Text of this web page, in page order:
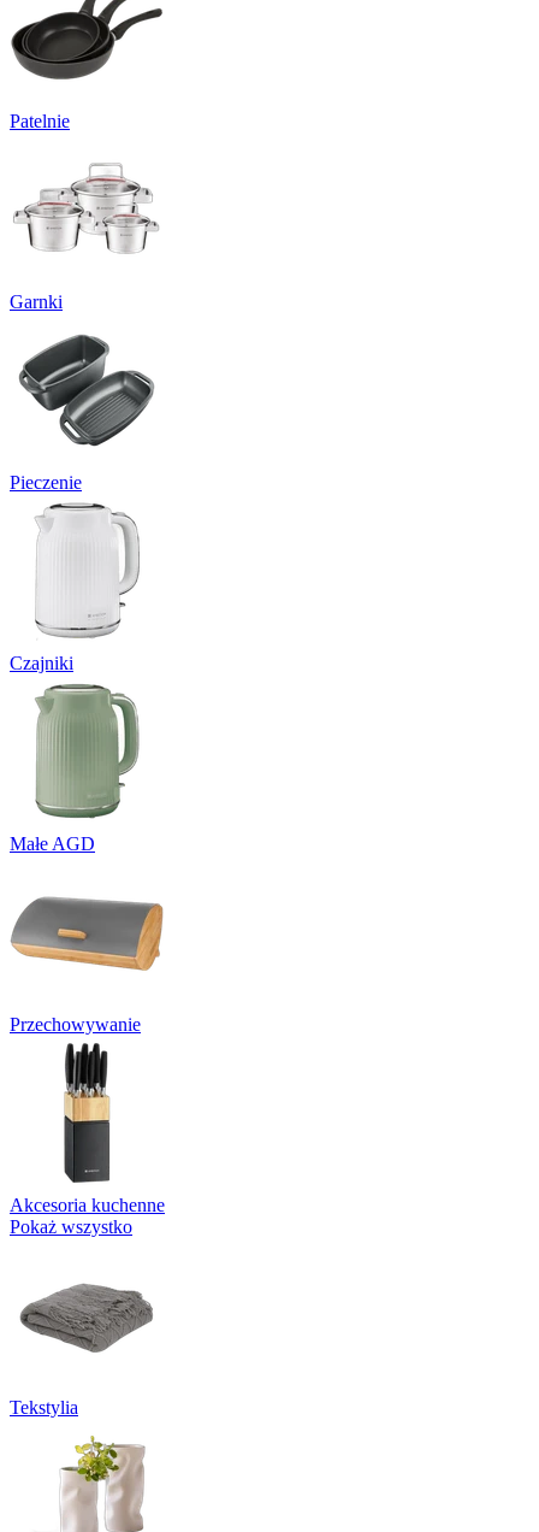
Patelnie
Garnki
Pieczenie
Czajniki
Małe AGD
Przechowywanie
Akcesoria kuchenne
Pokaż wszystko
Tekstylia